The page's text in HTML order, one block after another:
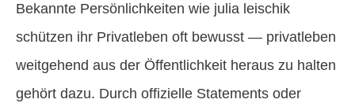
Bekannte Persönlichkeiten wie julia leischik
schützen ihr Privatleben oft bewusst — privatleben
weitgehend aus der Öffentlichkeit heraus zu halten
gehört dazu. Durch offizielle Statements oder